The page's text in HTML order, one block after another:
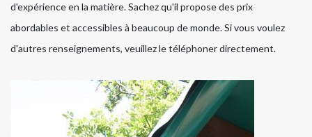
d'expérience en la matière. Sachez qu'il propose des prix
abordables et accessibles à beaucoup de monde. Si vous voulez
d'autres renseignements, veuillez le téléphoner directement.